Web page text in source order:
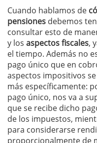
Cuando hablamos de
pensiones debemos
consultar esto de
y los aspectos fiscales,
el tiempo. Además no
pago único que en
aspectos impositivos
más específicamente:
pago único, nos va a
que se recibe dicho
de los impuestos,
para considerarse
proporcionalmente de